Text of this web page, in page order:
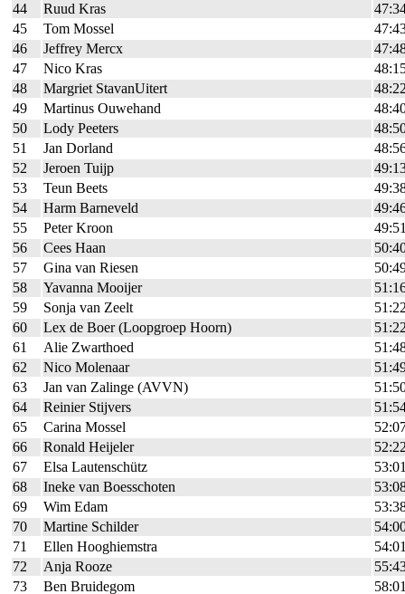
44
Ruud Kras
45
Tom Mossel
46
Jeffrey Mercx
47
Nico Kras
48
Margriet StavanUitert
49
Martinus Ouwehand
50
Lody Peeters
51
Jan Dorland
52
Jeroen Tuijp
53
Teun Beets
54
Harm Barneveld
55
Peter Kroon
56
Cees Haan
57
Gina van Riesen
58
Yavanna Mooijer
59
Sonja van Zeelt
60
Lex de Boer (Loopgroep Hoorn)
61
Alie Zwarthoed
62
Nico Molenaar
63
Jan van Zalinge (AVVN)
64
Reinier Stijvers
65
Carina Mossel
66
Ronald Heijeler
67
Elsa Lautenschütz
68
Ineke van Boesschoten
69
Wim Edam
70
Martine Schilder
71
Ellen Hooghiemstra
72
Anja Rooze
73
Ben Bruidegom